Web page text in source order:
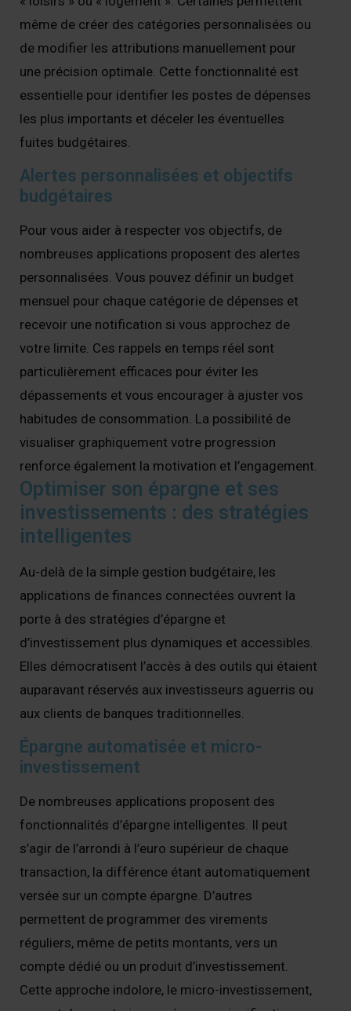
même de créer des catégories personnalisées ou
de modifier les attributions manuellement pour
une précision optimale. Cette fonctionnalité est
essentielle pour identifier les postes de dépenses
les plus importants et déceler les éventuelles
fuites budgétaires.
Alertes personnalisées et objectifs
budgétaires
Pour vous aider à respecter vos objectifs, de
nombreuses applications proposent des alertes
personnalisées. Vous pouvez définir un budget
mensuel pour chaque catégorie de dépenses et
recevoir une notification si vous approchez de
votre limite. Ces rappels en temps réel sont
particulièrement efficaces pour éviter les
dépassements et vous encourager à ajuster vos
habitudes de consommation. La possibilité de
visualiser graphiquement votre progression
renforce également la motivation et l’engagement.
Optimiser son épargne et ses
investissements : des stratégies
intelligentes
Au-delà de la simple gestion budgétaire, les
applications de finances connectées ouvrent la
porte à des stratégies d’épargne et
d’investissement plus dynamiques et accessibles.
Elles démocratisent l’accès à des outils qui étaient
auparavant réservés aux investisseurs aguerris ou
aux clients de banques traditionnelles.
Épargne automatisée et micro-
investissement
De nombreuses applications proposent des
fonctionnalités d’épargne intelligentes. Il peut
s’agir de l’arrondi à l’euro supérieur de chaque
transaction, la différence étant automatiquement
versée sur un compte épargne. D’autres
permettent de programmer des virements
réguliers, même de petits montants, vers un
compte dédié ou un produit d’investissement.
Cette approche indolore, le micro-investissement,